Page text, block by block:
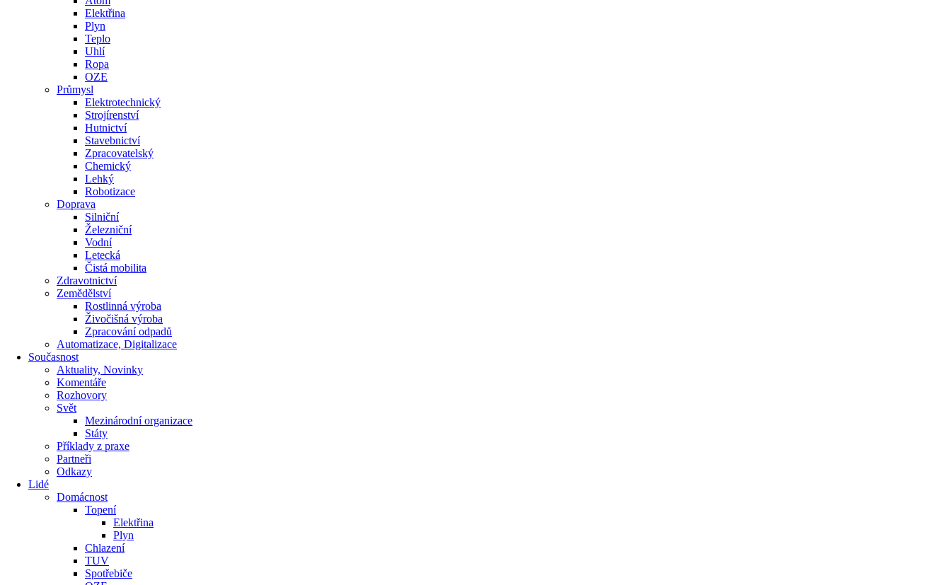
Elektřina
Plyn
Teplo
Uhlí
Ropa
OZE
Průmysl
Elektrotechnický
Strojírenství
Hutnictví
Stavebnictví
Zpracovatelský
Chemický
Lehký
Robotizace
Doprava
Silniční
Železniční
Vodní
Letecká
Čistá mobilita
Zdravotnictví
Zemědělství
Rostlinná výroba
Živočišná výroba
Zpracování odpadů
Automatizace, Digitalizace
Současnost
Aktuality, Novinky
Komentáře
Rozhovory
Svět
Mezinárodní organizace
Státy
Příklady z praxe
Partneři
Odkazy
Lidé
Domácnost
Topení
Elektřina
Plyn
Chlazení
TUV
Spotřebiče